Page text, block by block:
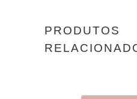
PRODUTOS